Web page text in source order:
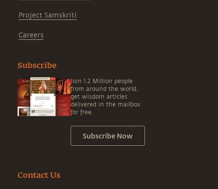
Project Samskriti
Careers
Subscribe
Join 1.2 Million people
from around the world,
get wisdom articles
delivered in the mailbox
for free.
Subscribe Now
Contact Us